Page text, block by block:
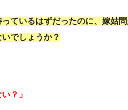
ているはずだったのに、嫁姑
でしょうか？
？」